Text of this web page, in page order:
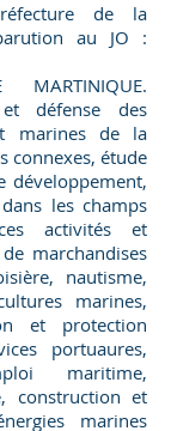
de la
au JO :
MARTINIQUE.
défense des
marines de la
connexes, étude
développement,
les champs
activités et
marchandises
nautisme,
marines,
et protection
portuaures,
maritime,
construction et
marines